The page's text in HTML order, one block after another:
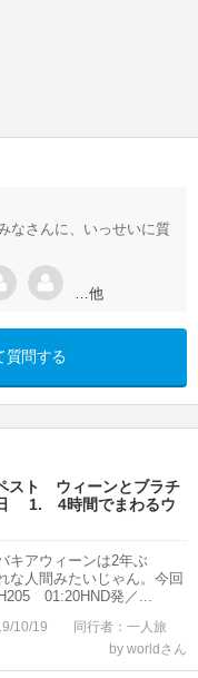
なさんに、いっせいに質
…他
質問する
ト ウィーンとブラチ
1. 4時間でまわるウ
キアウィーンは2年ぶ
な人間みたいじゃん。今回
01:20HND発／...
10/19
同行者：一人旅
by worldさん